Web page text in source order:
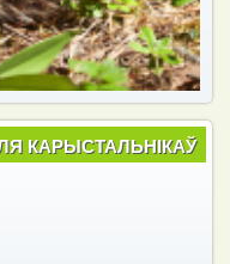
КАРЫСТАЛЬНІКАЎ